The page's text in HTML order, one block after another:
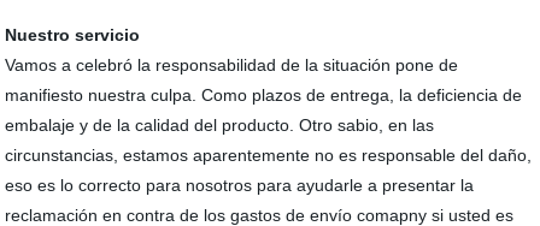
Nuestro servicio
Vamos a celebró la responsabilidad de la situación pone de
manifiesto nuestra culpa. Como plazos de entrega, la deficiencia de
embalaje y de la calidad del producto. Otro sabio, en las
circunstancias, estamos aparentemente no es responsable del daño,
eso es lo correcto para nosotros para ayudarle a presentar la
reclamación en contra de los gastos de envío comapny si usted es